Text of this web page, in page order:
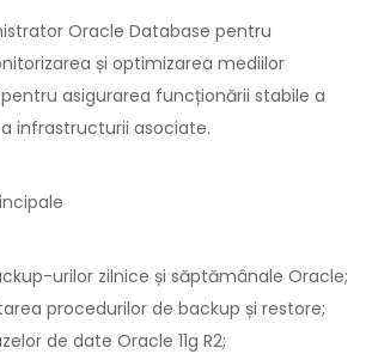
Oracle Database pentru
și optimizarea mediilor
asigurarea funcționării stabile a
infrastructurii asociate.
urilor zilnice și săptămânale Oracle;
procedurilor de backup și restore;
de date Oracle 11g R2;